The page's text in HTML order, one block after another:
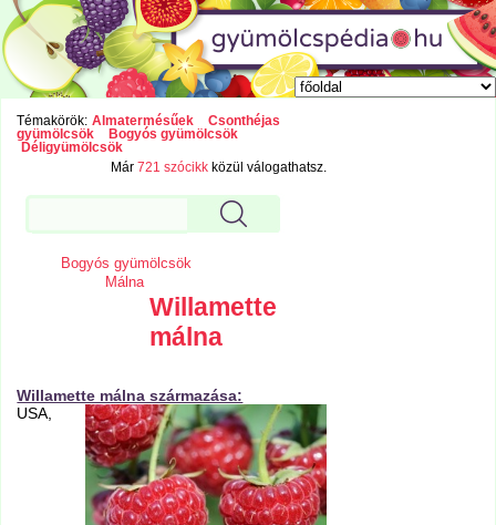
Témakörök: Almatermésűek
Csonthéjas
gyümölcsök
Bogyós gyümölcsök
Déligyümölcsök
Már721 szócikk közül válogathatsz.
Bogyós gyümölcsök
Málna
Willamette
málna
Willamette málna származása:
USA,